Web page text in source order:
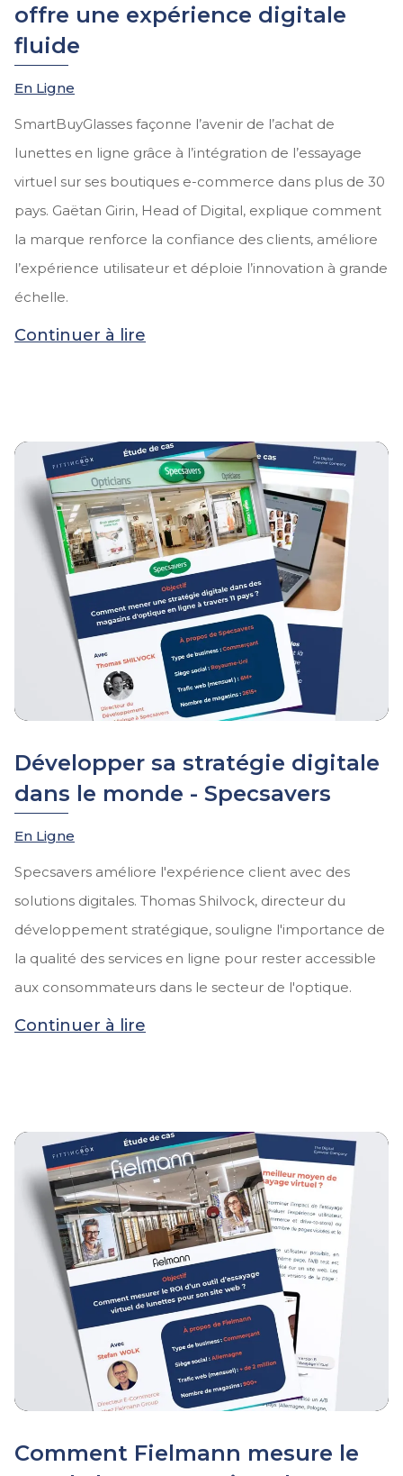
offre une expérience digitale
fluide
En Ligne
SmartBuyGlasses façonne l’avenir de l’achat de
lunettes en ligne grâce à l’intégration de l’essayage
virtuel sur ses boutiques e-commerce dans plus de 30
pays. Gaëtan Girin, Head of Digital, explique comment
la marque renforce la confiance des clients, améliore
l’expérience utilisateur et déploie l’innovation à grande
échelle.
Continuer à lire
Développer sa stratégie digitale
dans le monde - Specsavers
En Ligne
Specsavers améliore l'expérience client avec des
solutions digitales. Thomas Shilvock, directeur du
développement stratégique, souligne l'importance de
la qualité des services en ligne pour rester accessible
aux consommateurs dans le secteur de l'optique.
Continuer à lire
Comment Fielmann mesure le